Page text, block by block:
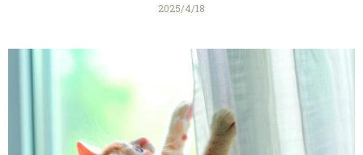
2025/4/18